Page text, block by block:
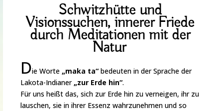
Schwitzhütte und
Visionssuchen, innerer Friede
durch Meditationen mit der
Natur
Die Worte „maka ta“ bedeuten in der Sprache der
Lakota-Indianer„zur Erde hin“.
Für uns heißt das, sich zur Erde hin zu verneigen, ihr zu
lauschen, sie in ihrer Essenz wahrzunehmen und so